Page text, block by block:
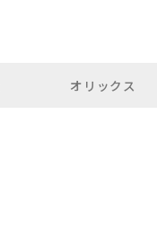
オリックス